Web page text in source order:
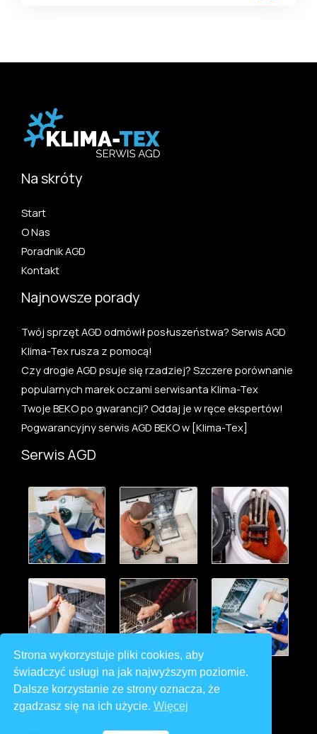
Na skróty
Start
O Nas
Poradnik AGD
Kontakt
Najnowsze porady
Twój sprzęt AGD odmówił posłuszeństwa? Serwis AGD
Klima-Tex rusza z pomocą!
Czy drogie AGD psuje się rzadziej? Szczere porównanie
popularnych marek oczami serwisanta Klima-Tex
Twoje BEKO po gwarancji? Oddaj je w ręce ekspertów!
Pogwarancyjny serwis AGD BEKO w [Klima-Tex]
Serwis AGD
Strona wykorzystuje pliki cookies, aby
świadczyć usługi na jak najwyższym poziomie.
Dalsze korzystanie ze strony oznacza, że
zgadzasz się na ich użycie.Więcej